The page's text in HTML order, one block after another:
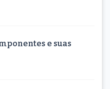
e suas